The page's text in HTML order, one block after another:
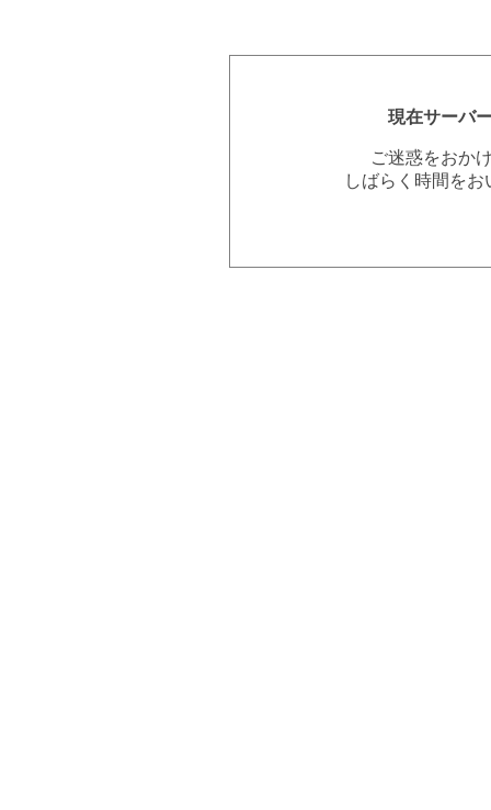
現在サーバ
ご迷惑をおか
しばらく時間を